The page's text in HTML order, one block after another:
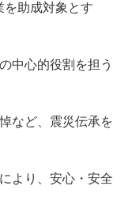
を助成対象とす
中心的役割を担う
など、震災伝承を
より、安心・安全